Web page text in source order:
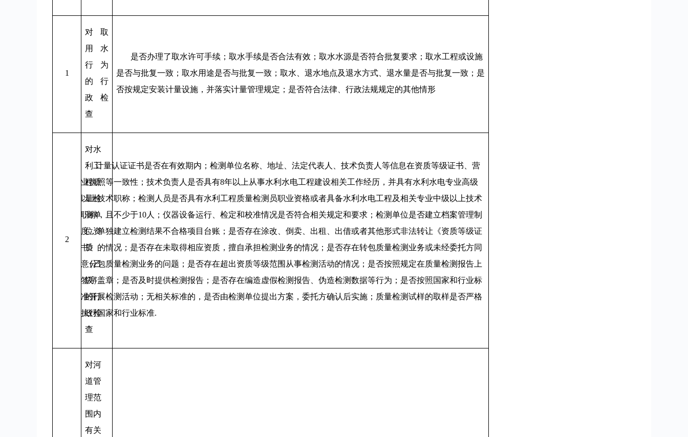
1
对取
用水
行为
的行
政检
查
是否办理了取水许可手续；取水手续是否合法有效；取水水源是否符合批复要求；取水工程或设施
是否与批复一致；取水用途是否与批复一致；取水、退水地点及退水方式、退水量是否与批复一致；是
否按规定安装计量设施，并落实计量管理规定；是否符合法律、行政法规规定的其他情形
2
对水
利工
程质
量检
测单
位资
质
（乙
级）
的行
政检
查
计量认证证书是否在有效期内；检测单位名称、地址、法定代表人、技术负责人等信息在资质等级证书、营
业执照等一致性；技术负责人是否具有8年以上从事水利水电工程建设相关工作经历，并具有水利水电专业高级
以上技术职称；检测人员是否具有水利工程质量检测员职业资格或者具备水利水电工程及相关专业中级以上技术
职称，且不少于10人；仪器设备运行、检定和校准情况是否符合相关规定和要求；检测单位是否建立档案管理制
度，单独建立检测结果不合格项目台账；是否存在涂改、倒卖、出租、出借或者其他形式非法转让《资质等级证
书》的情况；是否存在未取得相应资质，擅自承担检测业务的情况；是否存在转包质量检测业务或未经委托方同
意分包质量检测业务的问题；是否存在超出资质等级范围从事检测活动的情况；是否按照规定在质量检测报告上
签字盖章；是否及时提供检测报告；是否存在编造虚假检测报告、伪造检测数据等行为；是否按照国家和行业标
准开展检测活动；无相关标准的，是否由检测单位提出方案，委托方确认后实施；质量检测试样的取样是否严格
执行国家和行业标准.
对河
道管
理范
围内
有关